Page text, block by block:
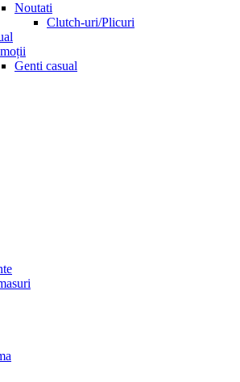
Noutati
Clutch-uri/Plicuri
Genti casual